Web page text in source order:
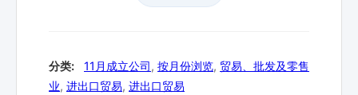
分类: 11月成立公司, 按月份浏览, 贸易、批发及零售
业, 进出口贸易, 进出口贸易